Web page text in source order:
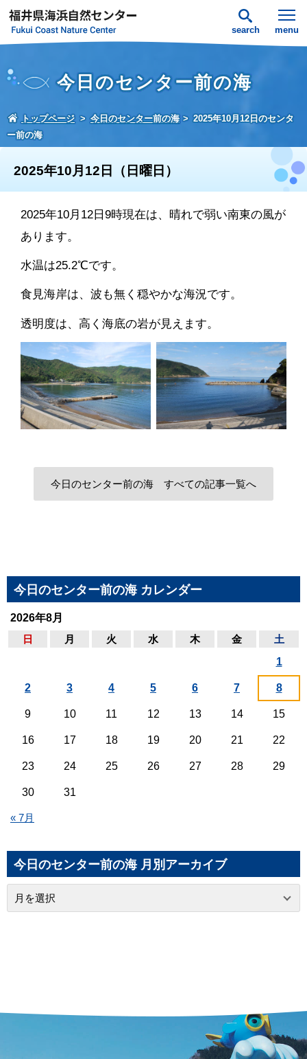
search menu
今日のセンター前の海
トップページ 今日のセンター前の海
2025年10月12日のセンタ
ー前の海
2025年10月12日（日曜日）
2025年10月12日9時現在は、晴れで弱い南東の風が
あります。
水温は25.2℃です。
食見海岸は、波も無く穏やかな海況です。
透明度は、高く海底の岩が見えます。
今日のセンター前の海 すべての記事一覧へ
今日のセンター前の海 カレンダー
2026年8月
日
月 火 水 木 金 土
« 7月
1
2 3 4 5 6 7 8
9 10 11 12 13 14 15
16 17 18 19 20 21 22
23 24 25 26 27 28 29
30 31
今日のセンター前の海 月別アーカイブ